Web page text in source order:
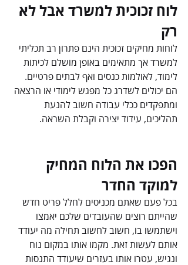
לוח זכוכית למשרד אבל לא
רק
לוחות מחיקים זכוכית הינם פתרון רב תכליתי
למשרד אך מתאימים באופן מושלם לכיתות
לימוד, לאולמות כנסים ואף לבתים פרטיים.
הם יכולים לשדרג כל מפגש לימודי או הרצאה
ומתפקדים ככלי עבודה חשוב להנעת
תהליכים, עידוד יצירה וקבלת השראה.
הפכו את הלוח המחיק
למוקד החדר
בכל פעם שאתם מכניסים לחלל פריט חדש
שהייתם רוצים שהעובדים שלכם יאמצו
וישתמשו בו, חשוב לחשוב תחילה מה יעודד
אותם לעשות זאת. מקמו אותו במקום נוח
ונגיש, עטרו אותו בעזרים שיעודד התנסות